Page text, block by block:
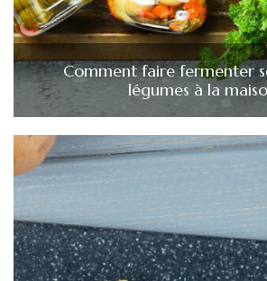
Comment faire fermenter
légumes à la